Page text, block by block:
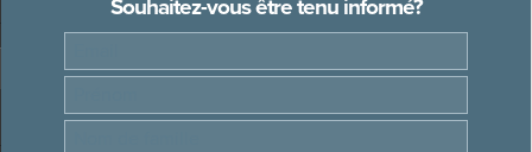
Souhaitez-vous être tenu informé?